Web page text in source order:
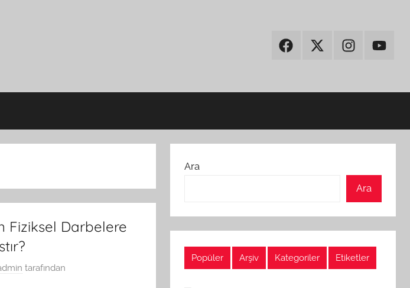
FacebookTwitterInstagramYoutube
Fiziksel Darbelere
tarafından
Ara
Ara
Popüler Arşiv Kategoriler Etiketler